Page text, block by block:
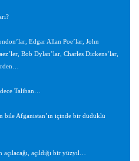
Edgar Allan Poe’lar, John
Bob Dylan’lar, Charles Dickens’lar,
Taliban…
bile Afganistan’ın içinde bir düdüklü
açıldığı bir yüzyıl…